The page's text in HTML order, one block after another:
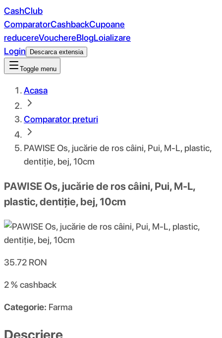
CashClub
ComparatorCashbackCupoane
reducereVouchereBlogLoializare
Login
Descarca extensia
Toggle menu
Acasa
Comparator preturi
PAWISE Os, jucărie de ros câini, Pui, M-L, plastic,
dentiție, bej, 10cm
PAWISE Os, jucărie de ros câini, Pui, M-L,
plastic, dentiție, bej, 10cm
35.72 RON
2 %cashback
Categorie: Farma
Descriere